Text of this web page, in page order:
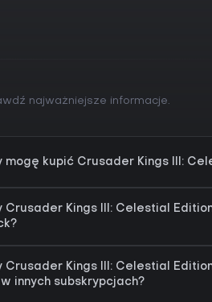
najważniejsze informacje.
mogę kupić Crusader Kings III:
Crusader Kings III: Celestial
Crusader Kings III: Celestial
w innych subskrypcjach?